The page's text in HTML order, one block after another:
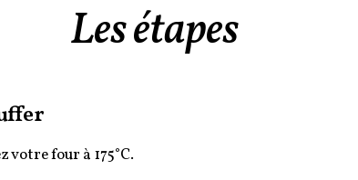
Les étapes
votre four à 175°C.